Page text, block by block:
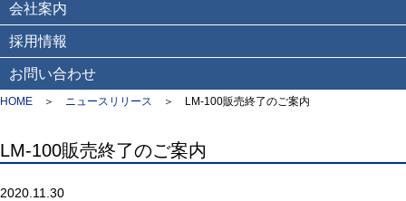
会社案内
採用情報
お問い合わせ
HOME ＞ ニュースリリース ＞ LM-100販売終了のご案内
LM-100販売終了のご案内
2020.11.30